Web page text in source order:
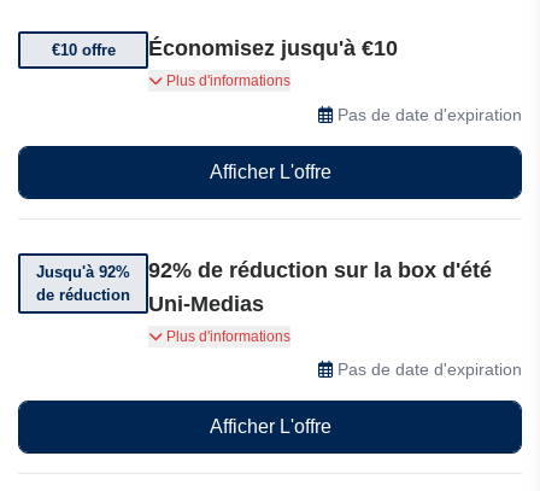
€10 offre Économisez jusqu'à €10
Bénéficiez dès maintenant de €10 de réduction
sur votre abonnement !
Plus d'informations
Pas de date d'expiration
Afficher L'offre
Jusqu'à 92%
de réduction
92% de réduction sur la box d'été
Uni-Medias
Bénéficiez d'une réduction allant jusqu'à 92%
sur la box d'été Uni-Medias.
Plus d'informations
Pas de date d'expiration
Afficher L'offre